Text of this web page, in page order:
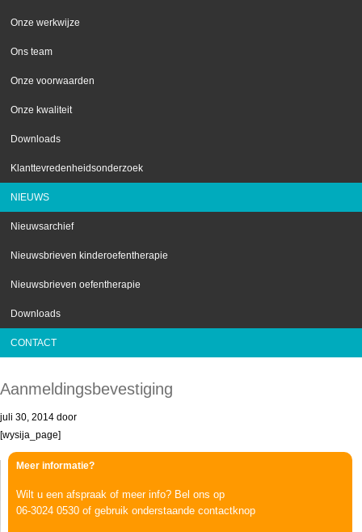
Onze werkwijze
Ons team
Onze voorwaarden
Onze kwaliteit
Downloads
Klanttevredenheidsonderzoek
NIEUWS
Nieuwsarchief
Nieuwsbrieven kinderoefentherapie
Nieuwsbrieven oefentherapie
Downloads
CONTACT
Aanmeldingsbevestiging
juli 30, 2014 door
[wysija_page]
Meer informatie?
Wilt u een afspraak of meer info? Bel ons op
06-3024 0530 of gebruik onderstaande contactknop